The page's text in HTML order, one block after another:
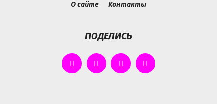
О сайте Контакты
ПОДЕЛИСЬ